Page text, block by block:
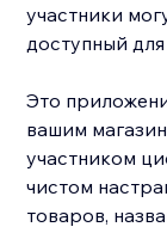
участники
доступный
Это
вашим
участником
чистом
товаров,